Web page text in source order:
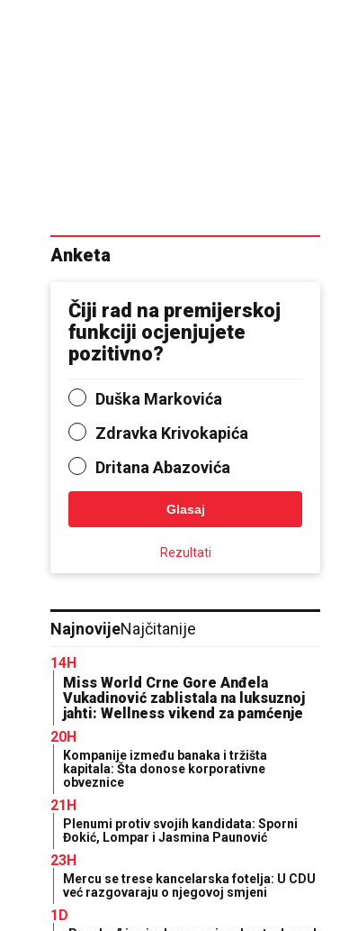
Anketa
Čiji rad na premijerskoj
funkciji ocjenjujete
pozitivno?
Duška Markovića
Zdravka Krivokapića
Dritana Abazovića
Glasaj
Rezultati
NajnovijeNajčitanije
14H
Miss World Crne Gore Anđela
Vukadinović zablistala na luksuznoj
jahti: Wellness vikend za pamćenje
20H
Kompanije između banaka i tržišta
kapitala: Šta donose korporativne
obveznice
21H
Plenumi protiv svojih kandidata: Sporni
Đokić, Lompar i Jasmina Paunović
23H
Mercu se trese kancelarska fotelja: U CDU
već razgovaraju o njegovoj smjeni
1D